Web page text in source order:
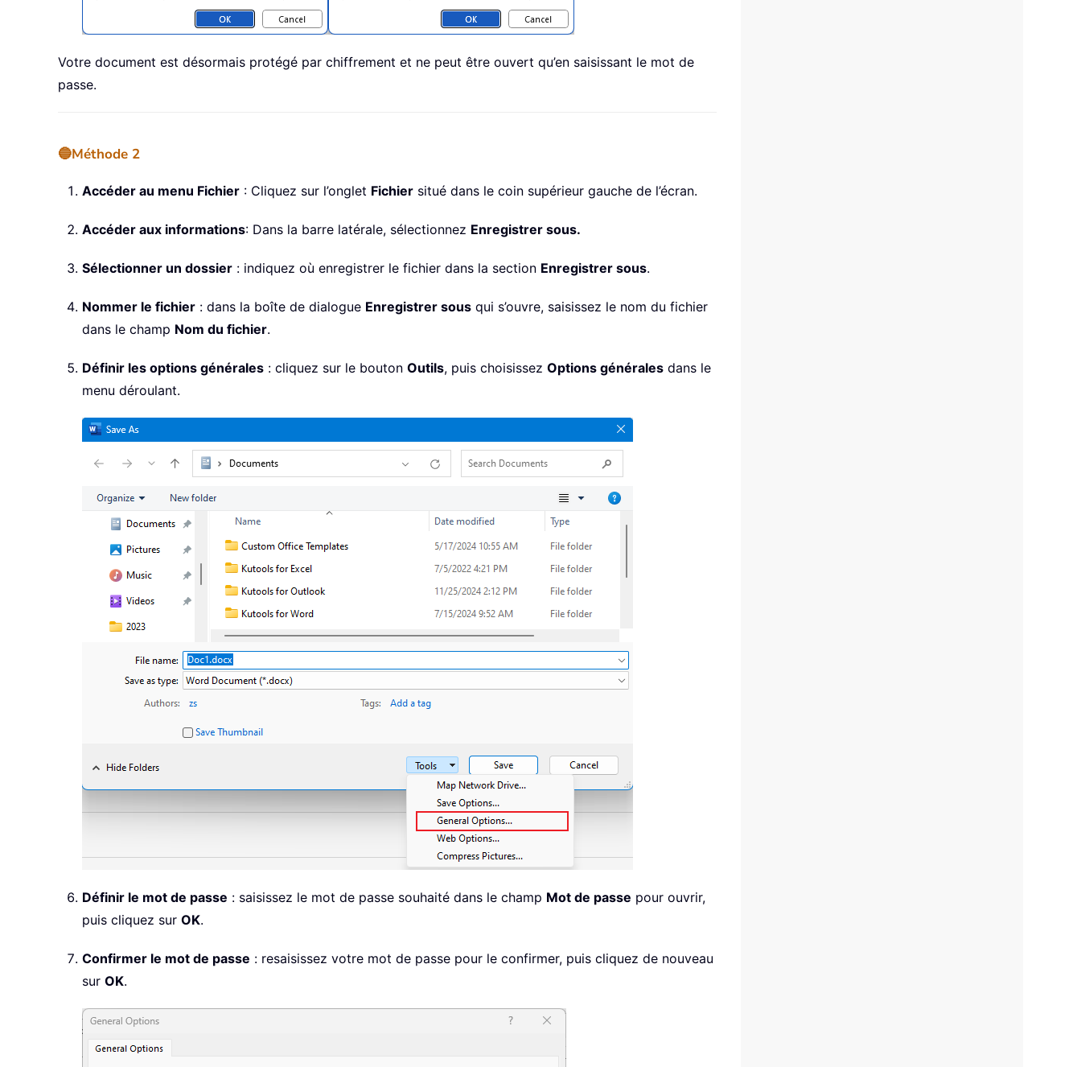
Votre document est désormais protégé par chiffrement et ne peut être ouvert qu’en saisissant le mot de
passe.
🔵Méthode 2
Accéder au menu Fichier : Cliquez sur l’onglet Fichier situé dans le coin supérieur gauche de l’écran.
Accéder aux informations: Dans la barre latérale, sélectionnez Enregistrer sous.
Sélectionner un dossier : indiquez où enregistrer le fichier dans la section Enregistrer sous.
Nommer le fichier : dans la boîte de dialogue Enregistrer sous qui s’ouvre, saisissez le nom du fichier
dans le champ Nom du fichier.
Définir les options générales : cliquez sur le bouton Outils, puis choisissez Options générales dans le
menu déroulant.
Définir le mot de passe : saisissez le mot de passe souhaité dans le champ Mot de passe pour ouvrir,
puis cliquez sur OK.
Confirmer le mot de passe : resaisissez votre mot de passe pour le confirmer, puis cliquez de nouveau
sur OK.